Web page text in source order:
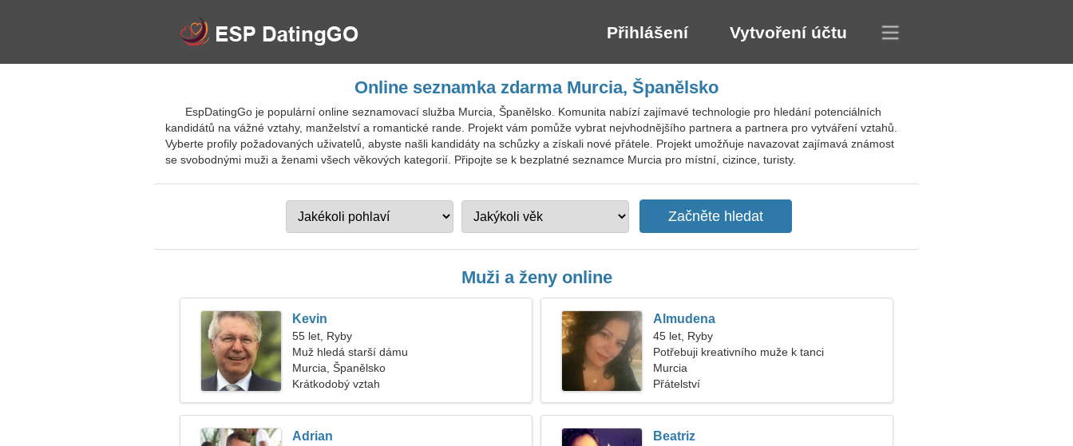
Přihlášení Vytvoření účtu
Online seznamka zdarma Murcia, Španělsko
EspDatingGo je populární online seznamovací služba Murcia, Španělsko. Komunita nabízí zajímavé technologie pro hledání potenciálních
kandidátů na vážné vztahy, manželství a romantické rande. Projekt vám pomůže vybrat nejvhodnějšího partnera a partnera pro vytváření vztahů.
Vyberte profily požadovaných uživatelů, abyste našli kandidáty na schůzky a získali nové přátele. Projekt umožňuje navazovat zajímavá známost
se svobodnými muži a ženami všech věkových kategorií. Připojte se k bezplatné seznamce Murcia pro místní, cizince, turisty.
Muži a ženy online
Kevin
55 let, Ryby
Muž hledá starší dámu
Murcia, Španělsko
Krátkodobý vztah
Almudena
45 let, Ryby
Potřebuji kreativního muže k tanci
Murcia
Přátelství
Adrian Beatriz